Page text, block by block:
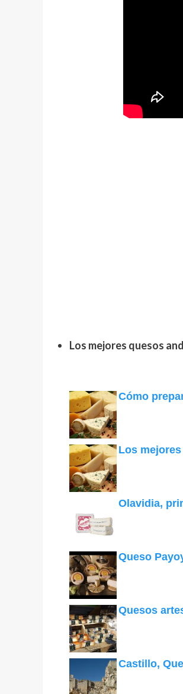
Los mejores quesos
Cómo
Los
Olavidia,
Queso
Quesos
Castillo,